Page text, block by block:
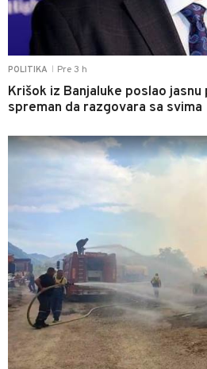
POLITIKA Pre 3 h
Krišok iz Banjaluke poslao jasnu
spreman da razgovara sa svima